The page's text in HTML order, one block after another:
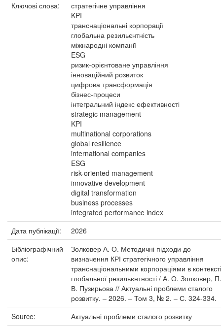
Ключові слова:
стратегічне управління
KPI
транснаціональні корпорації
глобальна резильєнтність
міжнародні компанії
ESG
ризик-орієнтоване управління
інноваційний розвиток
цифрова трансформація
бізнес-процеси
інтегральний індекс ефективності
strategic management
KPI
multinational corporations
global resilience
international companies
ESG
risk-oriented management
innovative development
digital transformation
business processes
integrated performance index
Дата публікації:
2026
Бібліографічний
опис:
Золковер А. О. Методичні підходи до
визначення КРІ стратегічного управління
транснаціональними корпораціями в контексті
глобальної резильєнтності / А. О. Золковер, П.
В. Пузирьова // Актуальні проблеми сталого
розвитку. – 2026. – Том 3, № 2. – С. 324-334.
Source:
Актуальні проблеми сталого розвитку